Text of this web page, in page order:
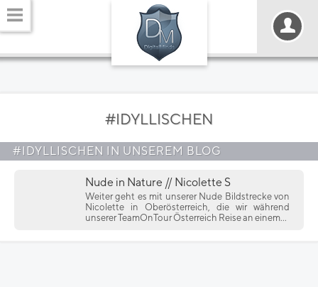
#IDYLLISCHEN
#IDYLLISCHEN IN UNSEREM BLOG
Nude in Nature // Nicolette S
Weiter geht es mit unserer Nude Bildstrecke von
Nicolette in Oberösterreich, die wir während
unserer TeamOnTour Österreich Reise an einem...